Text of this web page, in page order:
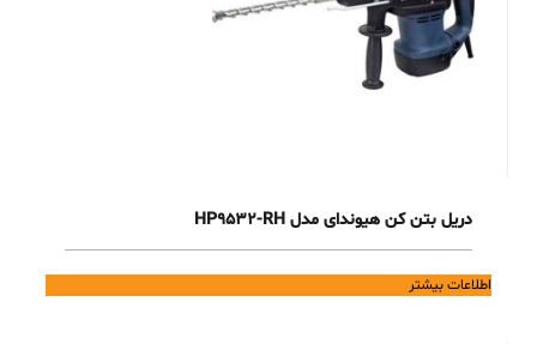
دریل بتن کن هیوندای مدل HP9532-RH
اطلاعات بیشتر